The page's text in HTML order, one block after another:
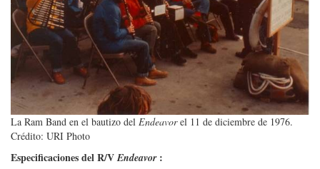
La Ram Band en el bautizo del Endeavorel 11 de diciembre de 1976.
Crédito: URI Photo
Especificaciones del R/VEndeavor: